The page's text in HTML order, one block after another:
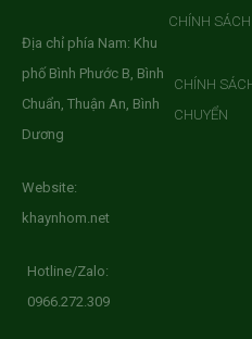
Địa chỉ phía Nam: Khu
phố Bình Phước B, Bình
Chuẩn, Thuận An, Bình
Dương
Website:
khaynhom.net
Hotline/Zalo:
0966.272.309
CHÍNH
CHÍNH
CHUYỂN